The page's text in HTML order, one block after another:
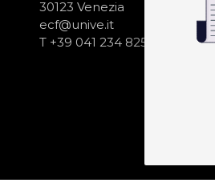
30123 Venezia
ecf@unive.it
T +39 041 234 8250